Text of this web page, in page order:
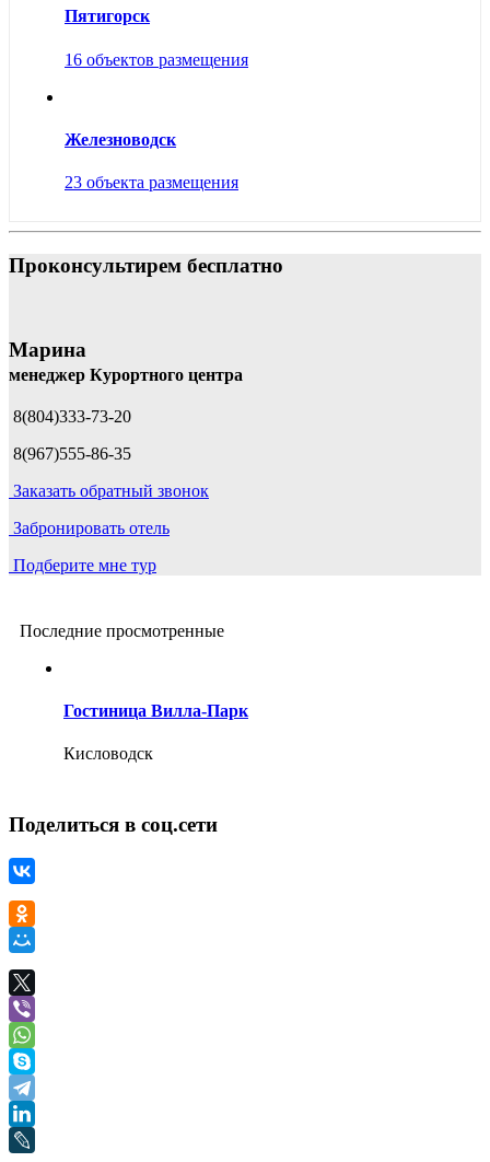
Пятигорск
16 объектов размещения
Железноводск
23 объекта размещения
Проконсультирем бесплатно
Марина
менеджер Курортного центра
8(804)333-73-20
8(967)555-86-35
Заказать обратный звонок
Забронировать отель
Подберите мне тур
Последние просмотренные
Гостиница Вилла-Парк
Кисловодск
Поделиться в соц.сети